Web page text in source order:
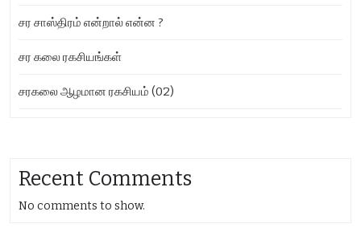
சர சாஸ்திரம் என்றால் என்ன ?
சர கலை ரகசியங்கள்
சரகலை ஆழமான ரகசியம் (02)
Recent Comments
No comments to show.